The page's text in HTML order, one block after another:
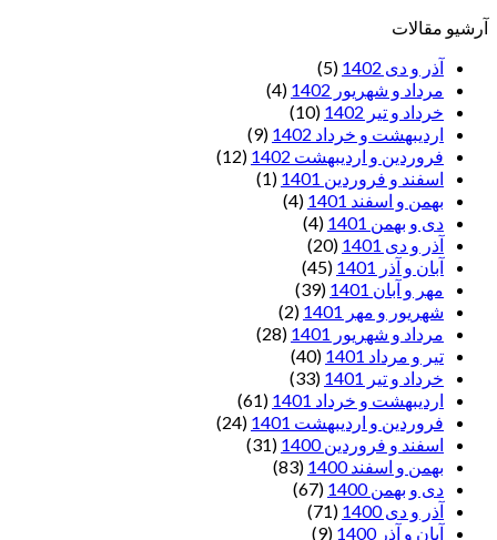
آرشیو مقالات
آذر و دی 1402
(5)
مرداد و شهریور 1402
(4)
خرداد و تیر 1402
(10)
اردیبهشت و خرداد 1402
(9)
فروردین و اردیبهشت 1402
(12)
اسفند و فروردین 1401
(1)
بهمن و اسفند 1401
(4)
دی و بهمن 1401
(4)
آذر و دی 1401
(20)
آبان و آذر 1401
(45)
مهر و آبان 1401
(39)
شهریور و مهر 1401
(2)
مرداد و شهریور 1401
(28)
تیر و مرداد 1401
(40)
خرداد و تیر 1401
(33)
اردیبهشت و خرداد 1401
(61)
فروردین و اردیبهشت 1401
(24)
اسفند و فروردین 1400
(31)
بهمن و اسفند 1400
(83)
دی و بهمن 1400
(67)
آذر و دی 1400
(71)
آبان و آذر 1400
(9)